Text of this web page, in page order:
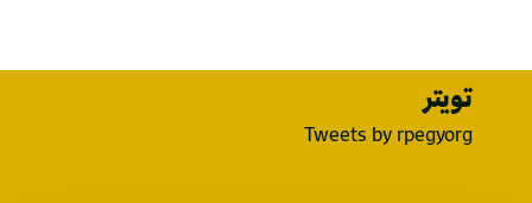
تويتر
Tweets by rpegyorg